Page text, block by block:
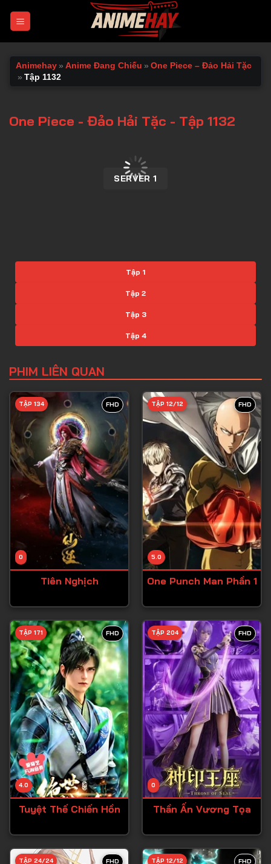
Animehay » Anime Đang Chiếu » One Piece – Đảo Hải Tặc
» Tập 1132
One Piece - Đảo Hải Tặc - Tập 1132
SERVER 1
Tập 1
Tập 2
Tập 3
Tập 4
Tập 6
Tập 7
Tập 8
Tập 9
Tập 10
Tập 11
Tập 12
Tập 13
Tập 14
Tập 15
Tập 17
Tập 18
Tập 19
Tập 20
Tập 21
Tập 22
Tập 23
Tập 24
Tập 25
Tập 26
PHIM LIÊN QUAN
FHD
0
TẬP 134
Tiên Nghịch
FHD
5.0
TẬP 12/12
One Punch Man Phần 1
FHD
4.0
TẬP 171
Tuyệt Thế Chiến Hồn
FHD
0
TẬP 204
Thần Ấn Vương Tọa
FHD
TẬP 24/24 FHD
TẬP 12/12